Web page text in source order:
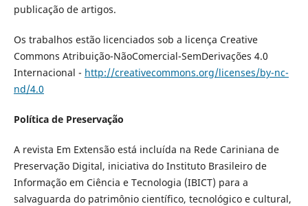
publicação de artigos.
Os trabalhos estão licenciados sob a licença Creative
Commons Atribuição-NãoComercial-SemDerivações 4.0
Internacional - http://creativecommons.org/licenses/by-nc-
nd/4.0
Política de Preservação
A revista Em Extensão está incluída na Rede Cariniana de
Preservação Digital, iniciativa do Instituto Brasileiro de
Informação em Ciência e Tecnologia (IBICT) para a
salvaguarda do patrimônio científico, tecnológico e cultural,